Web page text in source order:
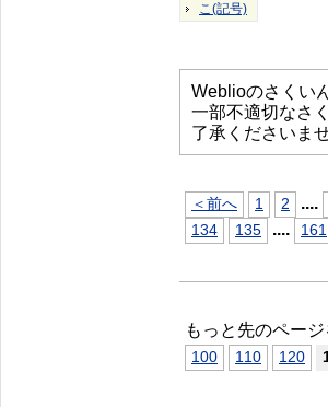
こ(記号)
Weblioのさくい
一部不適切なさ
了承くださいませ
＜前へ 1 2 ....
134
135 .... 161
もっと先のページ
100
110 120